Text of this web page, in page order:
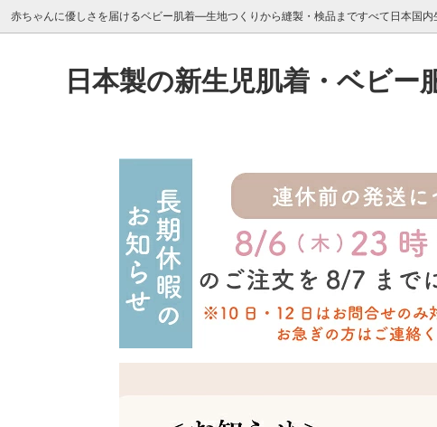
赤ちゃんに優しさを届けるベビー肌着―生地つくりから縫製・検品まですべて日本国
日本製の新生児肌着・ベビ
着・ウェア
【乳児・キッズ（60-110cm）】ベビー
服/靴下
【乳児・キ
着/パジャマ
【雑貨・ベビー小物】その他小物 ギフトセット
価格別
女の子におすすめ 男の子におす
秋冬におすすめの肌着素材 ギフトにお
LINE@おと
レビューキャンペーン クーポンの使
PUPOが取り組むSDGs -ご出産祝い